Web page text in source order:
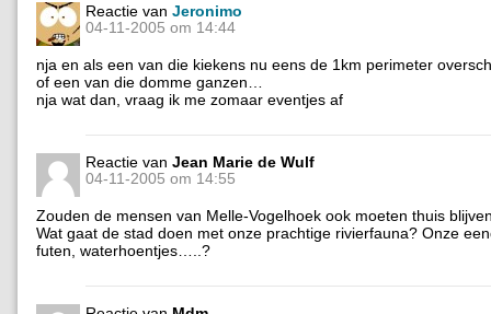
Reactie van Jeronimo
04-11-2005 om 14:44
nja en als een van die kiekens nu eens de 1km perimeter
of een van die domme ganzen…
nja wat dan, vraag ik me zomaar eventjes af
Reactie van Jean Marie de Wulf
04-11-2005 om 14:55
Zouden de mensen van Melle-Vogelhoek ook moeten thuis
Wat gaat de stad doen met onze prachtige rivierfauna? Onze
futen, waterhoentjes…..?